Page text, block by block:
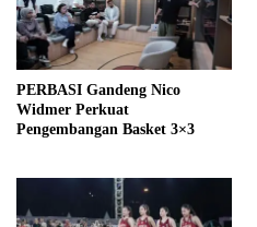
PERBASI Gandeng Nico
Widmer Perkuat
Pengembangan Basket 3×3